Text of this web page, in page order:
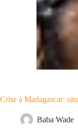
Crise à Madagascar:
Baba Wade